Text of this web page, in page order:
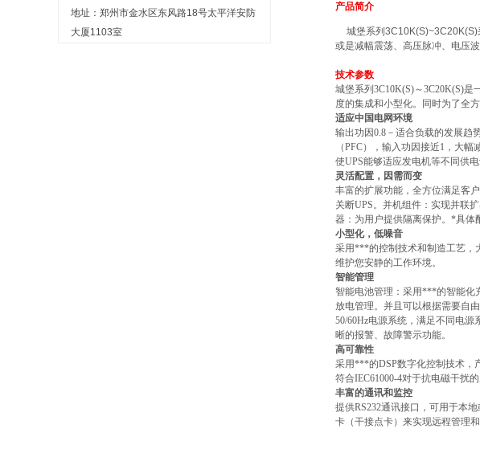
产品简介
城堡系列 3C10K(S)~3C20K(S)
或是减幅震荡、高压脉冲、电压
技术参数
城堡系列3C10K(S)～3C20K(S)是
度的集成和小型化。同时为了全
适应中国电网环境
输出功因0.8 －适合负载的发展趋
（PFC），输入功因接近1 ，大幅
使UPS能够适应发电机等不同供电
灵活配置，因需而变
丰富的扩展功能，全方位满足客
关断UPS。并机组件：实现并联
器：为用户提供隔离保护。 *具体
小型化，低噪音
采用***的控制技术和制造工艺，
维护您安静的工作环境。
智能管理
智能电池管理：采用***的智能化
放电管理。并且可以根据需要自
50/60Hz电源系统，满足不同电源
晰的报警、故障警示功能。
高可靠性
采用***的DSP数字化控制技术，
符合IEC61000-4对于抗电磁干扰
丰富的通讯和监控
提供RS232通讯接口，可用于本
卡（干接点卡）来实现远程管理和
地址：郑州市金水区东风路18号太平洋安防
大厦1103室